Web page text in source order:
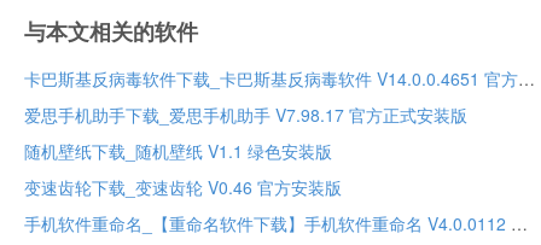
与本文相关的软件
卡巴斯基反病毒软件下载_卡巴斯基反病毒软件 V14.0.0.4651 官方安装版
爱思手机助手下载_爱思手机助手 V7.98.17 官方正式安装版
随机壁纸下载_随机壁纸 V1.1 绿色安装版
变速齿轮下载_变速齿轮 V0.46 官方安装版
手机软件重命名_【重命名软件下载】手机软件重命名 V4.0.0112 绿色安装版